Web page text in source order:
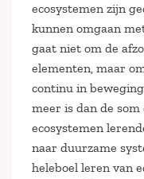
ecosystemen zijn
kunnen omgaan
gaat niet om de
elementen, maar
continu in
meer is dan de som
ecosystemen
naar duurzame
heleboel leren van